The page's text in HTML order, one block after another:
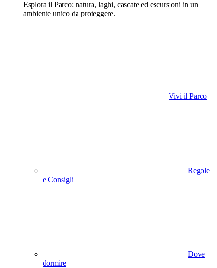
Esplora il Parco: natura, laghi, cascate ed escursioni in un
ambiente unico da proteggere.
Vivi il Parco
Regole
e Consigli
Dove
dormire